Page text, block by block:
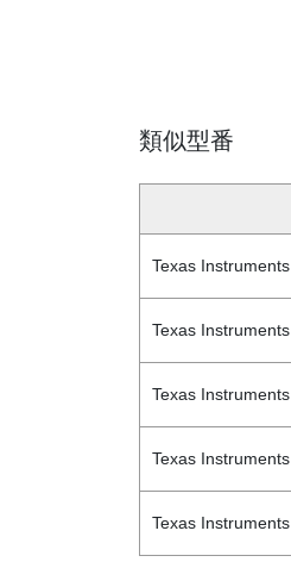
類似型番
Texas Instruments
Texas Instruments
Texas Instruments
Texas Instruments
Texas Instruments